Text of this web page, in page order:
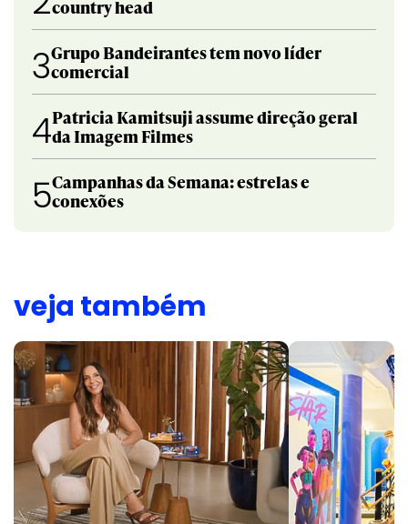
country head
3Grupo Bandeirantes tem novo líder
comercial
4Patricia Kamitsuji assume direção geral
da Imagem Filmes
5Campanhas da Semana: estrelas e
conexões
veja também